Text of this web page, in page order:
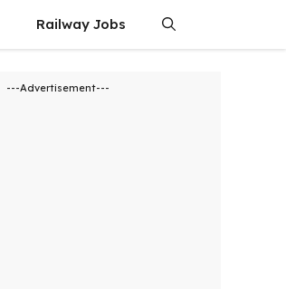
Railway Jobs
---Advertisement---